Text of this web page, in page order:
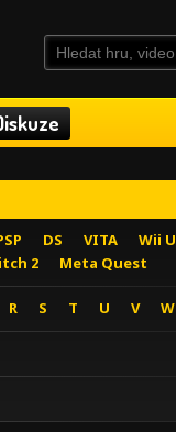
DS VITA Wii U
2 Meta Quest
R S T U V W